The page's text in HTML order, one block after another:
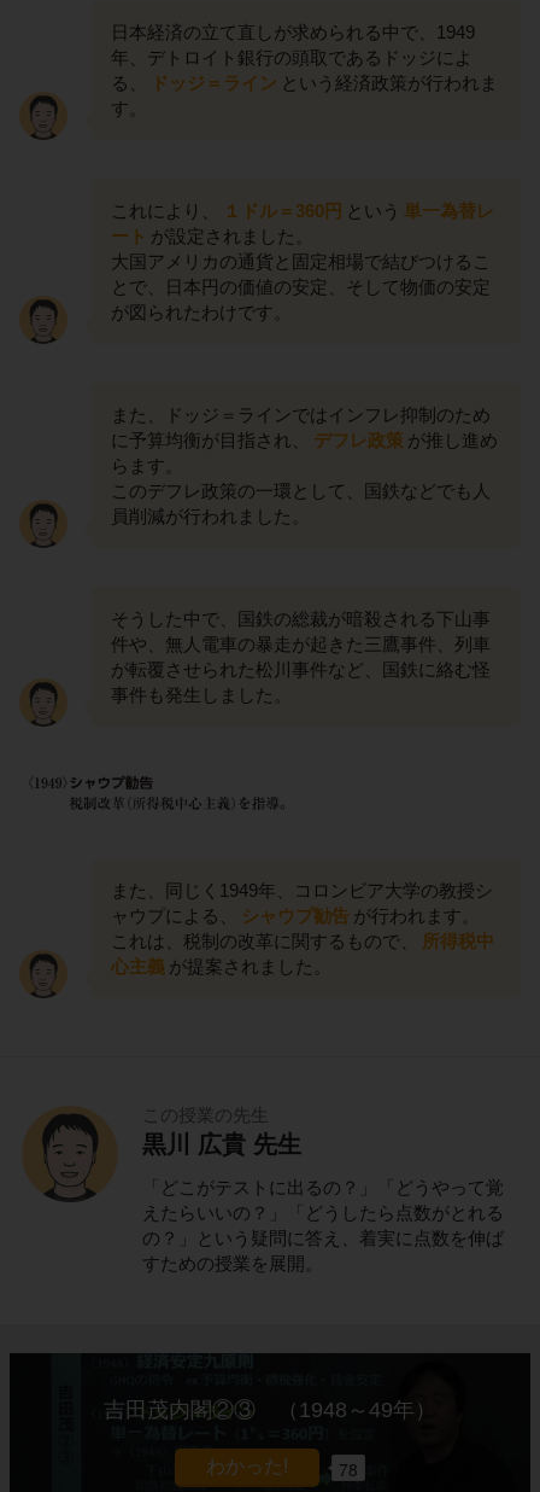
日本経済の立て直しが求められる中で、1949
年、デトロイト銀行の頭取であるドッジによ
る、
ドッジ＝ライン という経済政策が行われま
す。
これにより、 １ドル＝360円 という 単一為替レ
ート が設定されました。
大国アメリカの通貨と固定相場で結びつけるこ
とで、日本円の価値の安定、そして物価の安定
が図られたわけです。
また、ドッジ＝ラインではインフレ抑制のため
に予算均衡が目指され、
デフレ政策 が推し進め
らます。
このデフレ政策の一環として、国鉄などでも人
員削減が行われました。
そうした中で、国鉄の総裁が暗殺される下山事
件や、無人電車の暴走が起きた三鷹事件、列車
が転覆させられた松川事件など、国鉄に絡む怪
事件も発生しました。
また、同じく1949年、コロンビア大学の教授シ
ャウプによる、
シャウプ勧告 が行われます。
これは、税制の改革に関するもので、
所得税中
心主義 が提案されました。
この授業の先生
黒川 広貴 先生
「どこがテストに出るの？」「どうやって覚
えたらいいの？」「どうしたら点数がとれる
の？」という疑問に答え、着実に点数を伸ば
すための授業を展開。
吉田茂内閣②③ （1948～49年）
78